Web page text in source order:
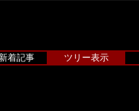
新着記事 ツリー表示